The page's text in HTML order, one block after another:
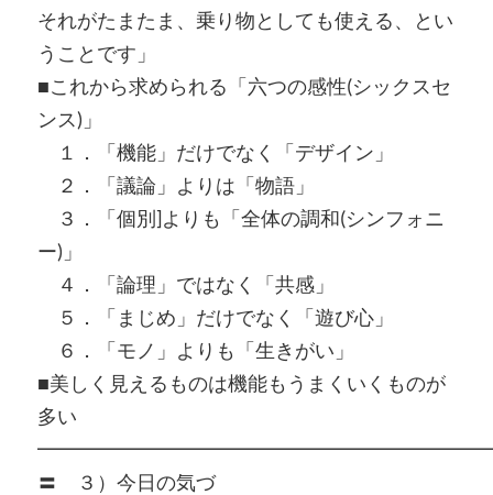
それがたまたま、乗り物としても使える、とい
うことです」
■これから求められる「六つの感性(シックスセ
ンス)」
１．「機能」だけでなく「デザイン」
２．「議論」よりは「物語」
３．「個別]よりも「全体の調和(シンフォニ
ー)」
４．「論理」ではなく「共感」
５．「まじめ」だけでなく「遊び心」
６．「モノ」よりも「生きがい」
■美しく見えるものは機能もうまくいくものが
多い
〓 ３）今日の気づ